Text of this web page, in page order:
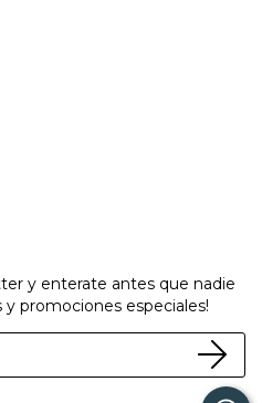
y enterate antes que nadie
promociones especiales!